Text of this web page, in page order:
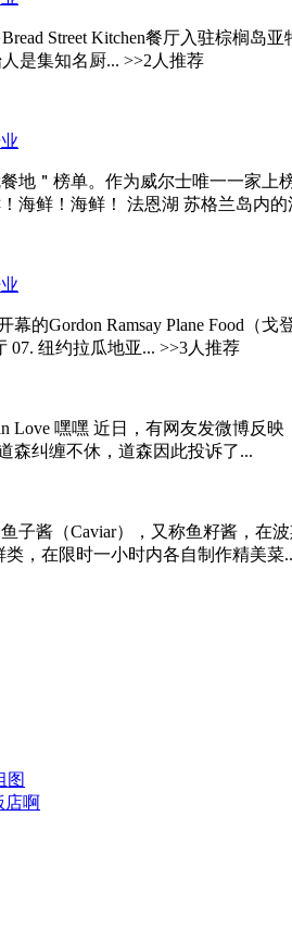
Street Kitchen餐厅入驻棕榈岛
是集知名厨... >>2人推荐
地＂榜单。作为威尔士唯一一家
海鲜！海鲜！ 法恩湖 苏格兰岛内的
幕的Gordon Ramsay Plane
07. 纽约拉瓜地亚... >>3人推荐
Love 嘿嘿 近日，有网友发微博
森纠缠不休，道森因此投诉了...
子酱（Caviar），又称鱼籽酱，
，在限时一小时内各自制作精美菜
图
店啊